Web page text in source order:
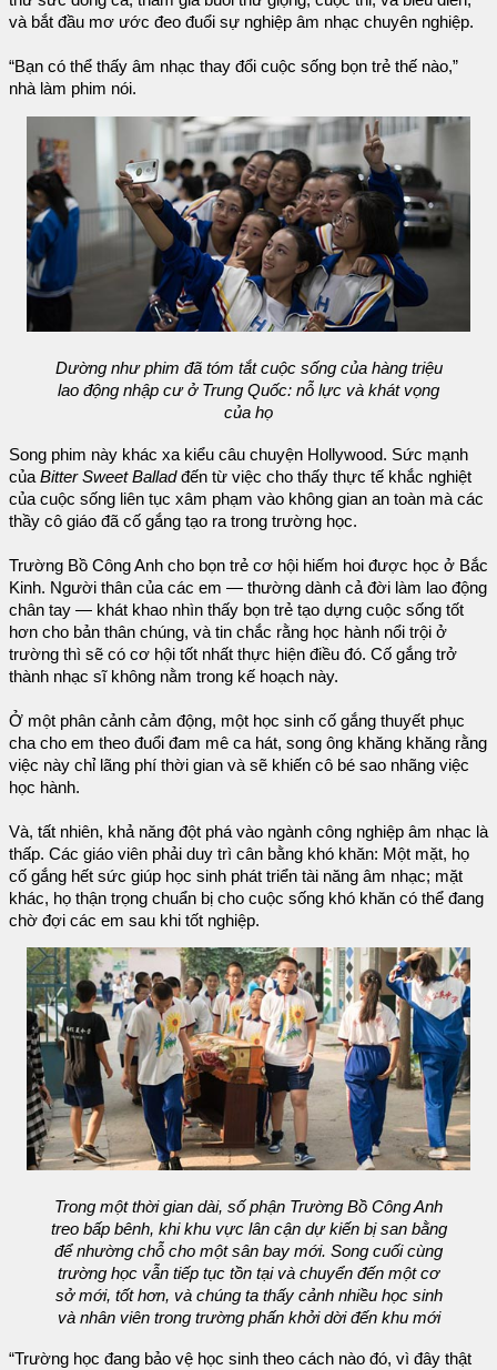
và bắt đầu mơ ước đeo đuổi sự nghiệp âm nhạc chuyên nghiệp.
“Bạn có thể thấy âm nhạc thay đổi cuộc sống bọn trẻ thế nào,”
nhà làm phim nói.
Dường như phim đã tóm tắt cuộc sống của hàng triệu
lao động nhập cư ở Trung Quốc: nỗ lực và khát vọng
của họ
Song phim này khác xa kiểu câu chuyện Hollywood. Sức mạnh
của Bitter Sweet Balladđến từ việc cho thấy thực tế khắc nghiệt
của cuộc sống liên tục xâm phạm vào không gian an toàn mà các
thầy cô giáo đã cố gắng tạo ra trong trường học.
Trường Bồ Công Anh cho bọn trẻ cơ hội hiếm hoi được học ở Bắc
Kinh. Người thân của các em — thường dành cả đời làm lao động
chân tay — khát khao nhìn thấy bọn trẻ tạo dựng cuộc sống tốt
hơn cho bản thân chúng, và tin chắc rằng học hành nổi trội ở
trường thì sẽ có cơ hội tốt nhất thực hiện điều đó. Cố gắng trở
thành nhạc sĩ không nằm trong kế hoạch này.
Ở một phân cảnh cảm động, một học sinh cố gắng thuyết phục
cha cho em theo đuổi đam mê ca hát, song ông khăng khăng rằng
việc này chỉ lãng phí thời gian và sẽ khiến cô bé sao nhãng việc
học hành.
Và, tất nhiên, khả năng đột phá vào ngành công nghiệp âm nhạc là
thấp. Các giáo viên phải duy trì cân bằng khó khăn: Một mặt, họ
cố gắng hết sức giúp học sinh phát triển tài năng âm nhạc; mặt
khác, họ thận trọng chuẩn bị cho cuộc sống khó khăn có thể đang
chờ đợi các em sau khi tốt nghiệp.
Trong một thời gian dài, số phận Trường Bồ Công Anh
treo bấp bênh, khi khu vực lân cận dự kiến bị san bằng
để nhường chỗ cho một sân bay mới. Song cuối cùng
trường học vẫn tiếp tục tồn tại và chuyển đến một cơ
sở mới, tốt hơn, và chúng ta thấy cảnh nhiều học sinh
và nhân viên trong trường phấn khởi dời đến khu mới
“Trường học đang bảo vệ học sinh theo cách nào đó, vì đây thật